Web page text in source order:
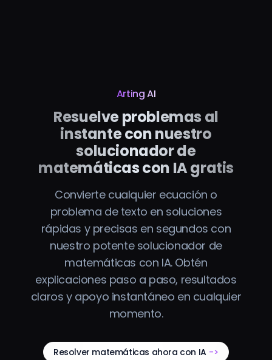
Arting AI
Resuelve problemas al
instante con nuestro
solucionador de
matemáticas con IA gratis
Convierte cualquier ecuación o
problema de texto en soluciones
rápidas y precisas en segundos con
nuestro potente solucionador de
matemáticas con IA. Obtén
explicaciones paso a paso, resultados
claros y apoyo instantáneo en cualquier
momento.
Resolver matemáticas ahora con IA ->